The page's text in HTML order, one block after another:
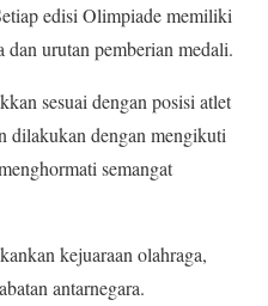
edisi Olimpiade memiliki
dan urutan pemberian medali.
sesuai dengan posisi atlet
dilakukan dengan mengikuti
semangat
kejuaraan olahraga,
antarnegara.